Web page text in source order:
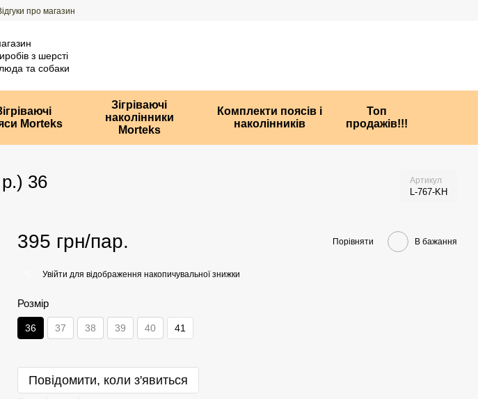
про магазин
Morteks
Зігріваючі
наколінники
Morteks
Комплекти поясів і
наколінників
Топ
продажів!!!
р.) 36 Артикул
L-767-KH
395 грн/пар. Порівняти В бажання
Увійти для відображення накопичувальної знижки
Розмір
36 37 38 39 40 41
Повідомити, коли з'явиться